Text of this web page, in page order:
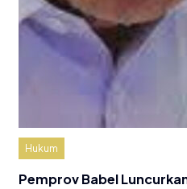
Hukum
Pemprov Babel